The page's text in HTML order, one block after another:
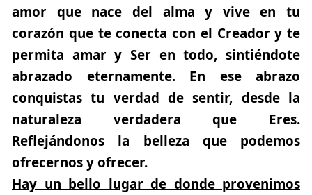
amor que nace del alma y vive en tu
corazón que te conecta con el Creador y te
permita amar y Ser en todo, sintiéndote
abrazado eternamente. En ese abrazo
conquistas tu verdad de sentir, desde la
naturaleza verdadera que Eres.
Reflejándonos la belleza que podemos
ofrecernos y ofrecer.
Hay un bello lugar de donde provenimos